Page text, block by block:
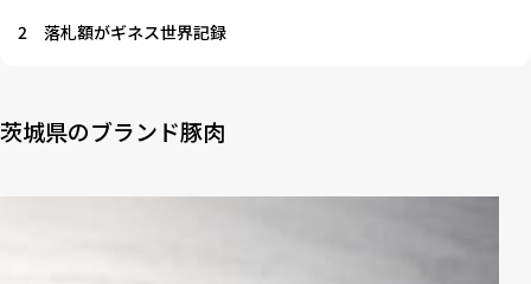
2
落札額がギネス世界記録
茨城県のブランド豚肉